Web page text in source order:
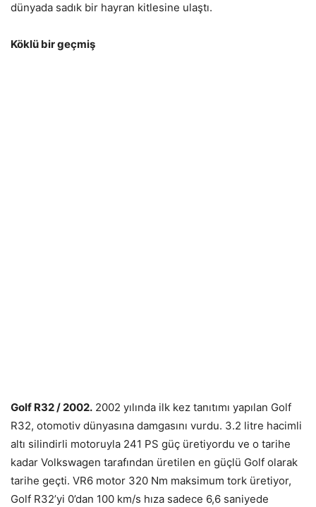
dünyada sadık bir hayran kitlesine ulaştı.
Köklü bir geçmiş
Golf R32 / 2002. 2002 yılında ilk kez tanıtımı yapılan Golf
R32, otomotiv dünyasına damgasını vurdu. 3.2 litre hacimli
altı silindirli motoruyla 241 PS güç üretiyordu ve o tarihe
kadar Volkswagen tarafından üretilen en güçlü Golf olarak
tarihe geçti. VR6 motor 320 Nm maksimum tork üretiyor,
Golf R32’yi 0’dan 100 km/s hıza sadece 6,6 saniyede